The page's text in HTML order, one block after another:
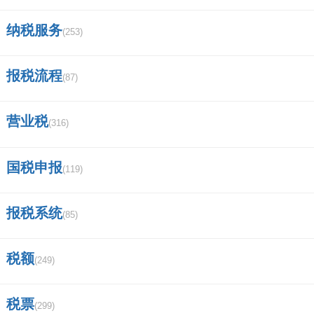
纳税服务(253)
报税流程(87)
营业税(316)
国税申报(119)
报税系统(85)
税额(249)
税票(299)